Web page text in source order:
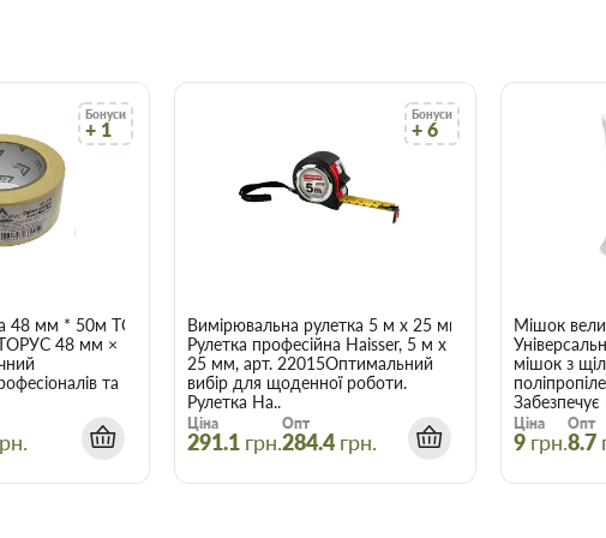
високої якості, і для
найбільше підходить за
з досвідченим
відбувається вчасно і точно
що оптова ціна в
більше товарів.
зберегти час, гроші та нерви
Бонуси
+ 1
48 мм * 50м ТОРУС 056
ТОРУС 48 мм ×
та
Бонуси
+ 6
Вимірювальна рулетка 5 м x 25 мм Haisser 22015
Рулетка професійна Haisser, 5 м x
25 мм, арт. 22015Оптимальний
вибір для щоденної роботи.
Рулетка Ha..
Ціна
291.1 грн.
Опт
284.4 грн.
Мішок
мішок з
Ціна
9 грн.
Опт
8.7